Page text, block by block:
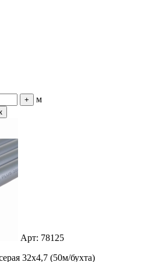
+ м
Арт: 78125
32x4,7 (50м/бухта)